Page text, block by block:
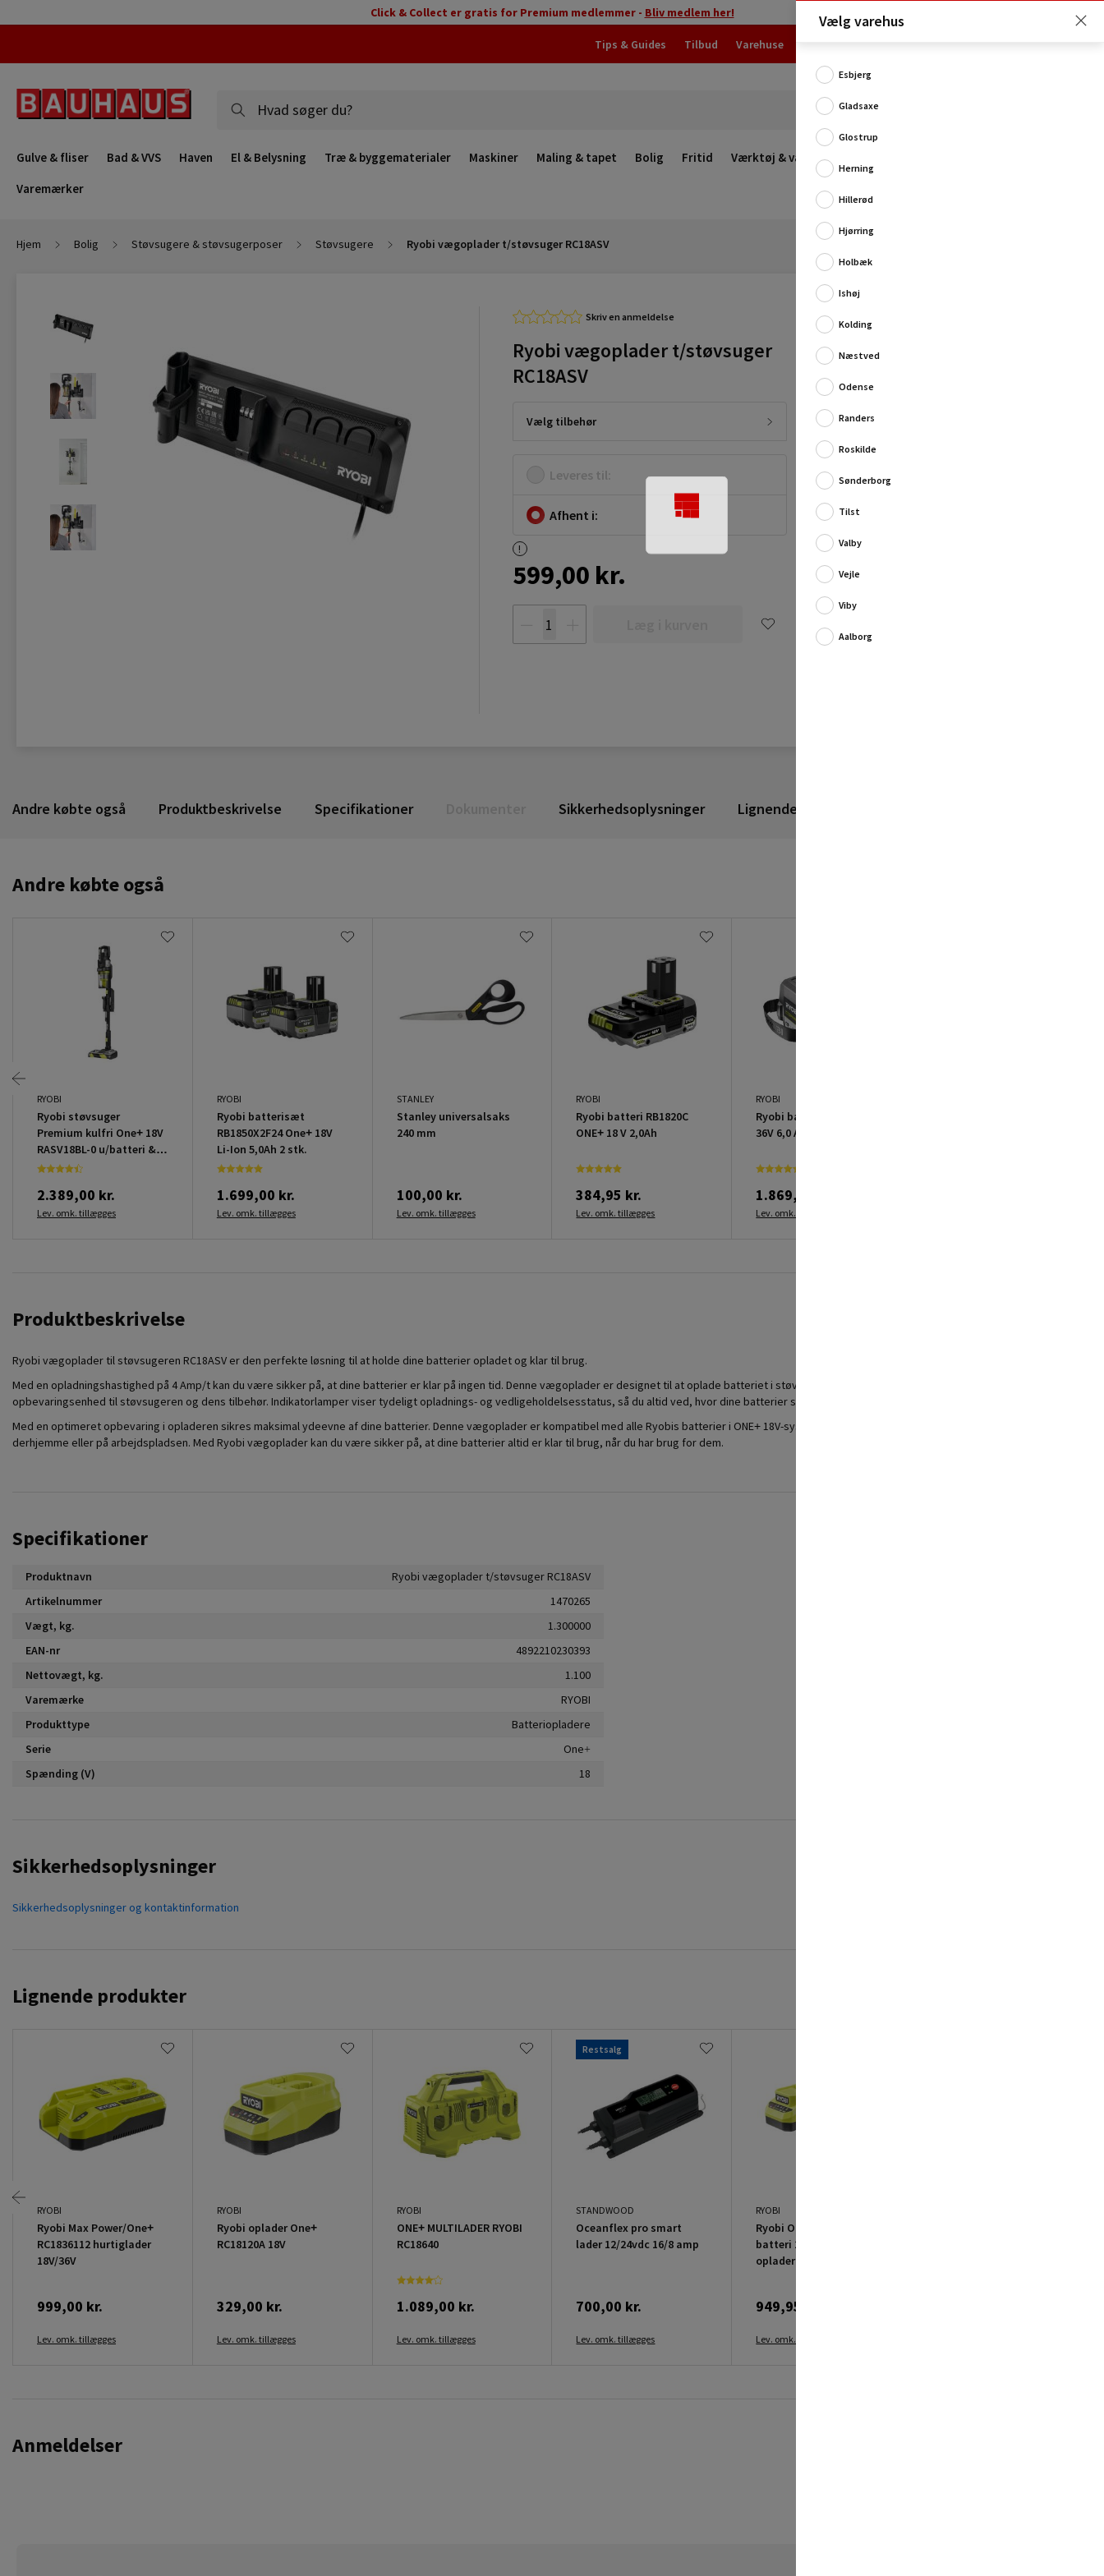
Click & Collect er gratis for Premium medlemmer - Bliv medlem her!
Tips & Guides Tilbud Varehuse
Gulve & fliser Bad & VVS Haven El & Belysning Træ & byggematerialer Maskiner Maling & tapet Bolig Fritid Værktøj & værksted
Varemærker
Hjem Bolig Støvsugere & støvsugerposer Støvsugere Ryobi vægoplader t/støvsuger RC18ASV
Skriv en anmeldelse
Ryobi vægoplader t/støvsuger
RC18ASV
Vælg tilbehør
Leveres til:
Afhent i:
599,00 kr.
Med en opladningshas...
Fuld produktbeskrivelse
Andre købte også Produktbeskrivelse Specifikationer Sikkerhedsoplysninger Lignende produkter
Andre købte også
RYOBI
Ryobi støvsuger
Premium kulfri One+ 18V
RASV18BL-0 u/batteri &
lader
2.389,00 kr.
Lev. omk. tillægges
RYOBI
Ryobi batterisæt
RB1850X2F24 One+ 18V
Li-Ion 5,0Ah 2 stk.
1.699,00 kr.
Lev. omk. tillægges
STANLEY
Stanley universalsaks
240 mm
100,00 kr.
Lev. omk. tillægges
RYOBI
Ryobi batteri RB1820C
ONE+ 18 V 2,0Ah
384,95 kr.
Lev. omk. tillægges
RYOBI
Ryobi batteri MAX Power
36V 6,0 Ah
1.869,00 kr.
Lev. omk. tillægges
Produktbeskrivelse
Ryobi vægoplader til støvsugeren RC18ASV er den perfekte løsning til at holde dine batterier opladet og klar til brug.
Med en opladningshastighed på 4 Amp/t kan du være sikker på, at dine batterier er klar på ingen tid. Denne vægoplader er designet til at oplade batteriet i støvsugeren, samtidig med at den fungerer som en praktisk
opbevaringsenhed til støvsugeren og dens tilbehør. Indikatorlamper viser tydeligt opladnings- og vedligeholdelsesstatus, så du altid ved, hvor dine batterier står.
Med en optimeret opbevaring i opladeren sikres maksimal ydeevne af dine batterier. Denne vægoplader er kompatibel med alle Ryobis batterier i ONE+ 18V-systemet, hvilket gør den alsidig og praktisk at have
derhjemme eller på arbejdspladsen. Med Ryobi vægoplader kan du være sikker på, at dine batterier altid er klar til brug, når du har brug for dem.
Specifikationer
Produktnavn
Ryobi vægoplader t/støvsuger RC18ASV
Artikelnummer
1470265
Vægt, kg.
1.300000
EAN-nr
4892210230393
Nettovægt, kg.
1.100
Varemærke
RYOBI
Produkttype
Batteriopladere
Serie
One+
Spænding (V)
18
Sikkerhedsoplysninger
Sikkerhedsoplysninger og kontaktinformation
Lignende produkter
RYOBI
Ryobi Max Power/One+
RC1836112 hurtiglader
18V/36V
999,00 kr.
Lev. omk. tillægges
RYOBI
Ryobi oplader One+
RC18120A 18V
329,00 kr.
Lev. omk. tillægges
RYOBI
ONE+ MULTILADER RYOBI
RC18640
1.089,00 kr.
Lev. omk. tillægges
Restsalg
STANDWOOD
Oceanflex pro smart
lader 12/24vdc 16/8 amp
700,00 kr.
Lev. omk. tillægges
RYOBI
Ryobi One+ RC18120A-125
batteri 2,5Ah 18V med
oplader
949,95 kr.
Lev. omk. tillægges
Anmeldelser
Vælg varehus
Esbjerg
Gladsaxe
Glostrup
Herning
Hillerød
Hjørring
Holbæk
Ishøj
Kolding
Næstved
Odense
Randers
Roskilde
Sønderborg
Tilst
Valby
Vejle
Viby
Aalborg